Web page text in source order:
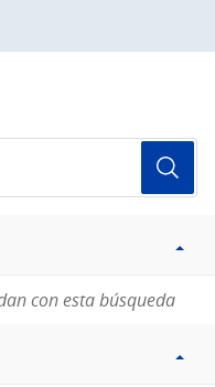
con esta búsqueda